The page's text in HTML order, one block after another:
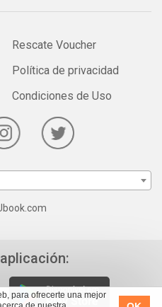
para ofrecerte una mejor
Rescate Voucher
Política de privacidad
Condiciones de Uso